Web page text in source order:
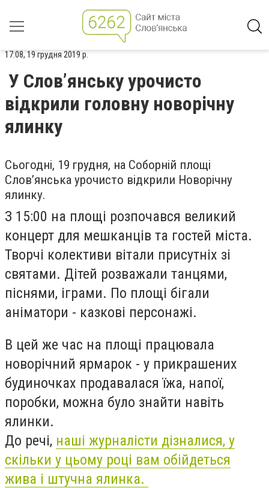
17:08, 19 грудня 2019 р.
У Слов’янську урочисто
відкрили головну новорічну
ялинку
Сьогодні, 19 грудня, на Соборній площі
Слов’янська урочисто відкрили Новорічну
ялинку.
З 15:00 на площі розпочався великий
концерт для мешканців та гостей міста.
Творчі колективи вітали присутніх зі
святами. Дітей розважали танцями,
піснями, іграми. По площі бігали
аніматори - казкові персонажі.
В цей же час на площі працювала
новорічний ярмарок - у прикрашених
будиночках продавалася їжа, напої,
поробки, можна було знайти навіть
ялинки.
До речі, наші журналісти дізналися, у
скільки у цьому році вам обійдеться
жива і штучна ялинка.